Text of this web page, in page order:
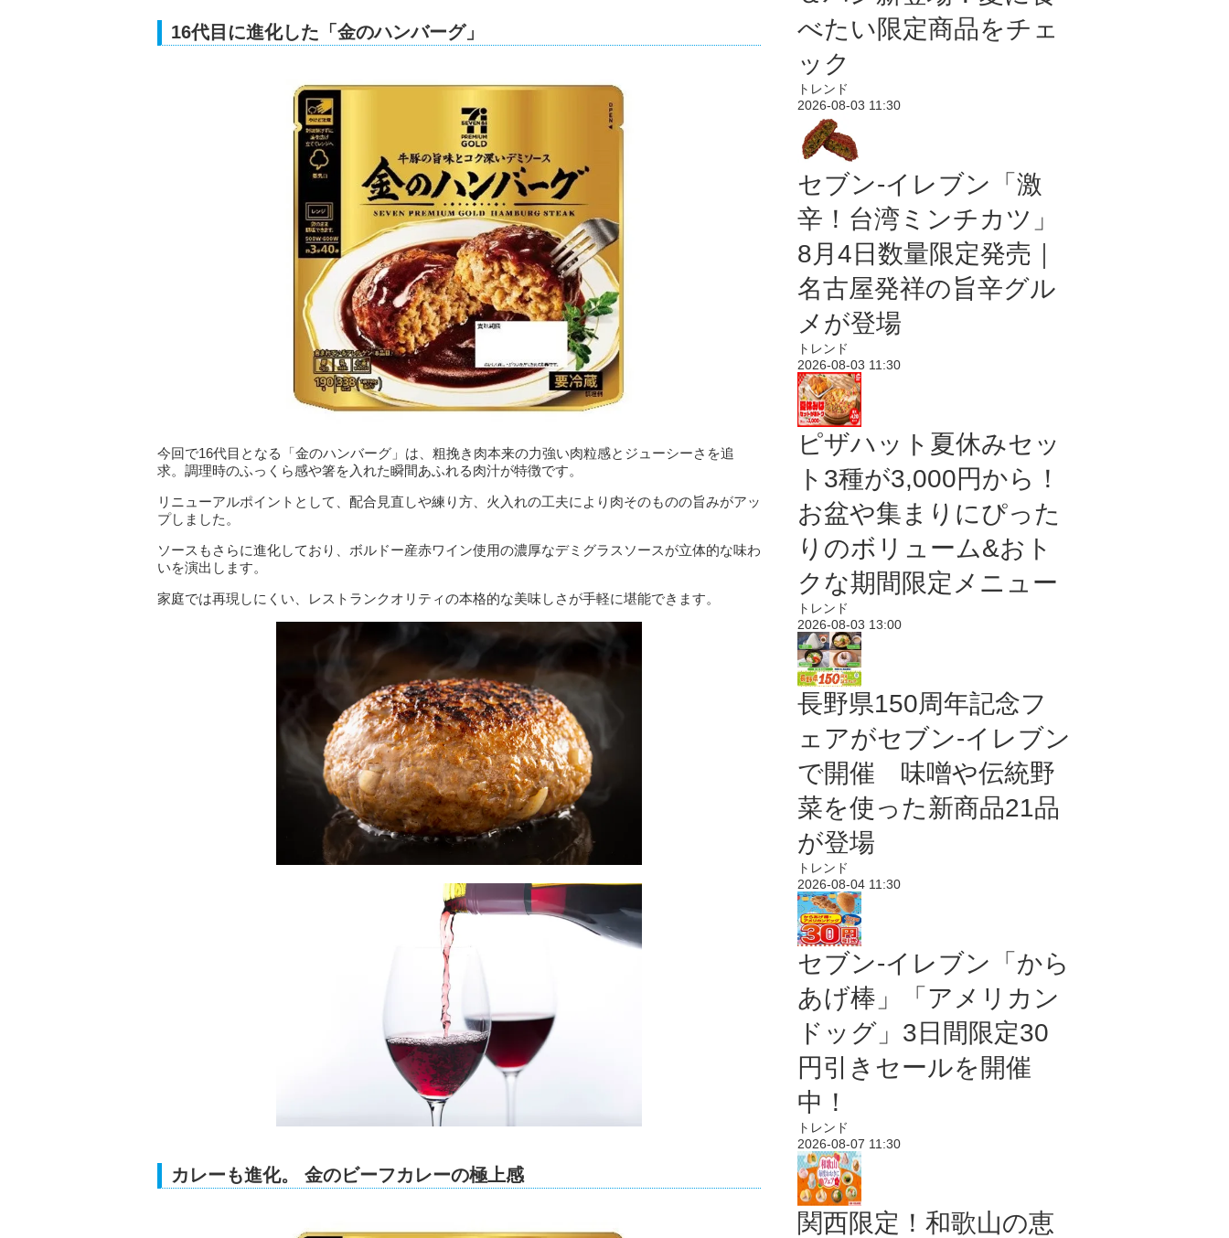
16代目に進化した「金のハンバーグ」
今回で16代目となる「金のハンバーグ」は、粗挽き肉本来の力強い肉粒感とジューシーさを追
求。調理時のふっくら感や箸を入れた瞬間あふれる肉汁が特徴です。
リニューアルポイントとして、配合見直しや練り方、火入れの工夫により肉そのものの旨みがアッ
プしました。
ソースもさらに進化しており、ボルドー産赤ワイン使用の濃厚なデミグラスソースが立体的な味わ
いを演出します。
家庭では再現しにくい、レストランクオリティの本格的な美味しさが手軽に堪能できます。
カレーも進化。 金のビーフカレーの極上感
べたい限定商品をチェ
ック
トレンド
2026-08-03 11:30
セブン-イレブン「激
辛！台湾ミンチカツ」
8月4日数量限定発売｜
名古屋発祥の旨辛グル
メが登場
トレンド
2026-08-03 11:30
ピザハット夏休みセッ
ト3種が3,000円から！
お盆や集まりにぴった
りのボリューム&おト
クな期間限定メニュー
トレンド
2026-08-03 13:00
長野県150周年記念フ
ェアがセブン-イレブン
で開催 味噌や伝統野
菜を使った新商品21品
が登場
トレンド
2026-08-04 11:30
セブン‐イレブン「から
あげ棒」「アメリカン
ドッグ」3日間限定30
円引きセールを開催
中！
トレンド
2026-08-07 11:30
関西限定！和歌山の恵